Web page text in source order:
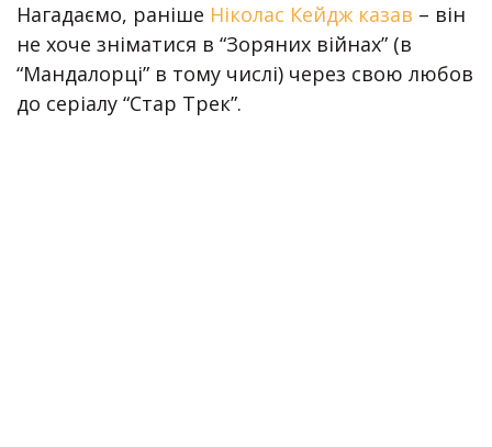
Нагадаємо, раніше Ніколас Кейдж казав – він
не хоче зніматися в “Зоряних війнах” (в
“Мандалорці” в тому числі) через свою любов
до серіалу “Стар Трек”.